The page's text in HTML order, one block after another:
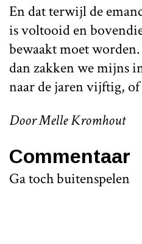
En dat terwijl de
is voltooid en
bewaakt moet
dan zakken we mijns
naar de jaren vijftig, of
Door Melle Kromhout
Commentaar
Ga toch buitenspelen